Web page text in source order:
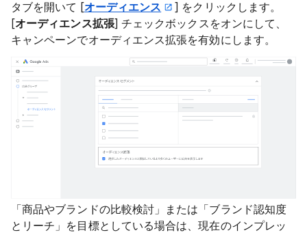
タブを開いて [オーディエンス
] をクリックします。
[オーディエンス拡張] チェックボックスをオンにして、
キャンペーンでオーディエンス拡張を有効にします。
「商品やブランドの比較検討」または「ブランド認知度
とリーチ」を目標としている場合は、現在のインプレッ